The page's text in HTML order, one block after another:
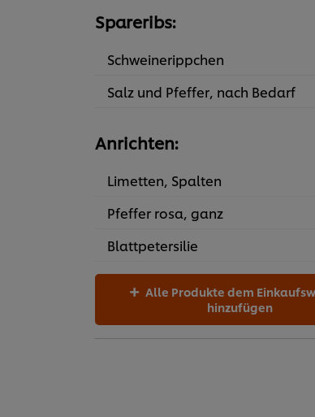
Spareribs:
Schweinerippchen
Salz und Pfeffer, nach Bedarf
Anrichten:
Limetten, Spalten
Pfeffer rosa, ganz
Blattpetersilie
hinzufügen